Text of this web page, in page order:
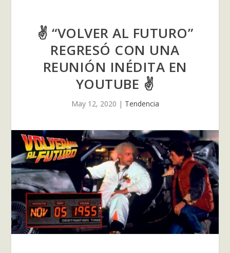
✌ “VOLVER AL FUTURO”
REGRESÓ CON UNA
REUNIÓN INÉDITA EN
YOUTUBE ✌
May 12, 2020 | Tendencia